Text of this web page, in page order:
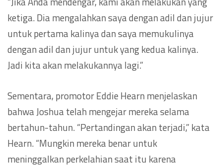
ketiga. Dia mengalahkan saya dengan adil dan jujur
untuk pertama kalinya dan saya memukulinya
dengan adil dan jujur untuk yang kedua kalinya.
Jadi kita akan melakukannya lagi.”
Sementara, promotor Eddie Hearn menjelaskan
bahwa Joshua telah mengejar mereka selama
bertahun-tahun. “Pertandingan akan terjadi,” kata
Hearn. “Mungkin mereka benar untuk
meninggalkan perkelahian saat itu karena